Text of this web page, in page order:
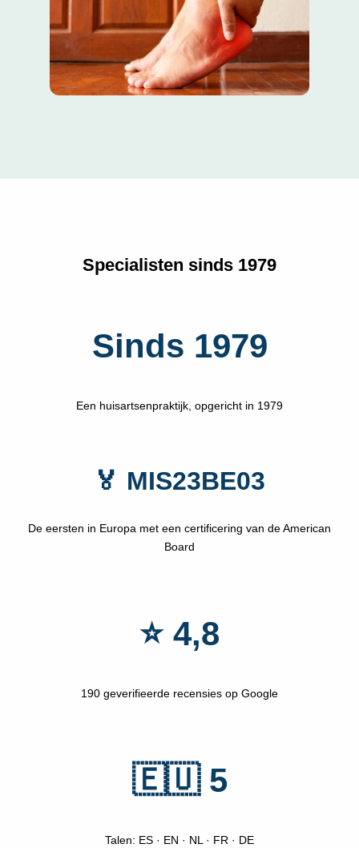
Specialisten sinds 1979
Sinds 1979
Een huisartsenpraktijk, opgericht in 1979
🏅 MIS23BE03
De eersten in Europa met een certificering van de American
Board
⭐ 4,8
190 geverifieerde recensies op Google
🇪🇺 5
Talen: ES · EN · NL · FR · DE